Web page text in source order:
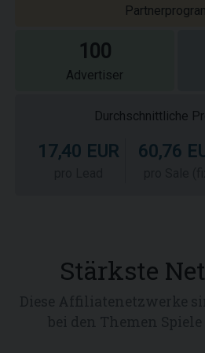
100
Advertiser
Durchschnittliche
17,40 EUR 60,76
Stärkste